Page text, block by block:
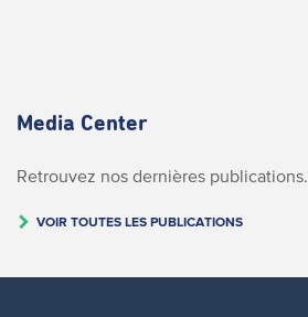
Media Center
Retrouvez nos dernières publications.
VOIR TOUTES LES PUBLICATIONS